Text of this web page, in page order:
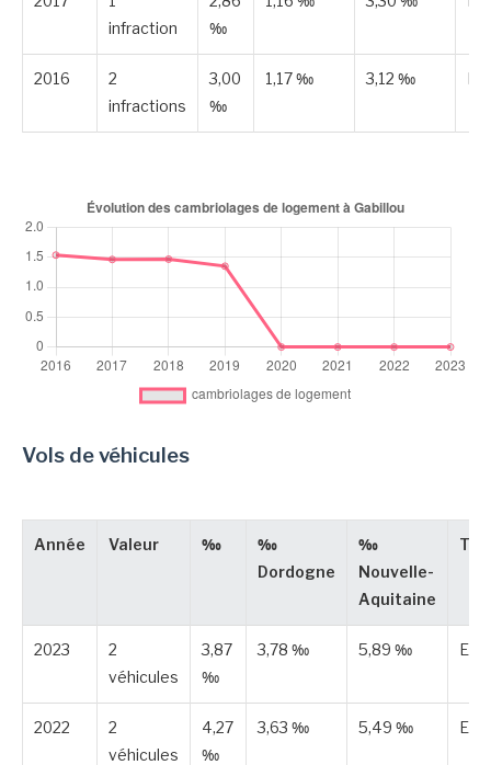
infraction
‰
2016
2
infractions
3,00
‰
1,17 ‰ 3,12 ‰
Vols de véhicules
Année Valeur ‰
‰
Dordogne
‰
Nouvelle-
Aquitaine
2023
2
véhicules
3,87
‰
3,78 ‰ 5,89 ‰
2022
2
véhicules
4,27
‰
3,63 ‰ 5,49 ‰